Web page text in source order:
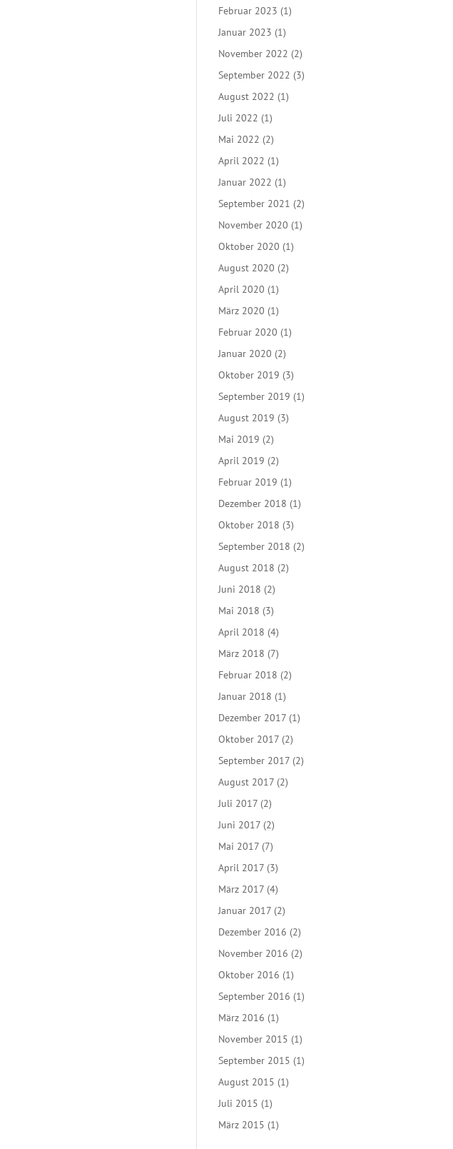
Februar 2023 (1)
Januar 2023 (1)
November 2022 (2)
September 2022 (3)
August 2022 (1)
Juli 2022 (1)
Mai 2022 (2)
April 2022 (1)
Januar 2022 (1)
September 2021 (2)
November 2020 (1)
Oktober 2020 (1)
August 2020 (2)
April 2020 (1)
März 2020 (1)
Februar 2020 (1)
Januar 2020 (2)
Oktober 2019 (3)
September 2019 (1)
August 2019 (3)
Mai 2019 (2)
April 2019 (2)
Februar 2019 (1)
Dezember 2018 (1)
Oktober 2018 (3)
September 2018 (2)
August 2018 (2)
Juni 2018 (2)
Mai 2018 (3)
April 2018 (4)
März 2018 (7)
Februar 2018 (2)
Januar 2018 (1)
Dezember 2017 (1)
Oktober 2017 (2)
September 2017 (2)
August 2017 (2)
Juli 2017 (2)
Juni 2017 (2)
Mai 2017 (7)
April 2017 (3)
März 2017 (4)
Januar 2017 (2)
Dezember 2016 (2)
November 2016 (2)
Oktober 2016 (1)
September 2016 (1)
März 2016 (1)
November 2015 (1)
September 2015 (1)
August 2015 (1)
Juli 2015 (1)
März 2015 (1)